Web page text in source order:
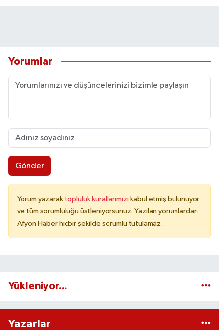
Yorumlar
Gönder
Yorum yazarak topluluk kurallarımızı kabul etmiş bulunuyor
ve tüm sorumluluğu üstleniyorsunuz. Yazılan yorumlardan
Afyon Haber hiçbir şekilde sorumlu tutulamaz.
Yükleniyor...
Yazarlar